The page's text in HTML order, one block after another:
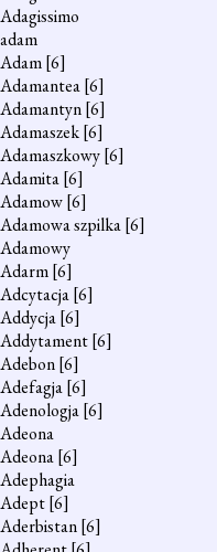
Adagissimo
adam
Adam[6]
Adamantea[6]
Adamantyn[6]
Adamaszek[6]
Adamaszkowy[6]
Adamita[6]
Adamow[6]
Adamowa szpilka[6]
Adamowy
Adarm[6]
Adcytacja[6]
Addycja[6]
Addytament[6]
Adebon[6]
Adefagja[6]
Adenologja[6]
Adeona
Adeona[6]
Adephagia
Adept[6]
Aderbistan[6]